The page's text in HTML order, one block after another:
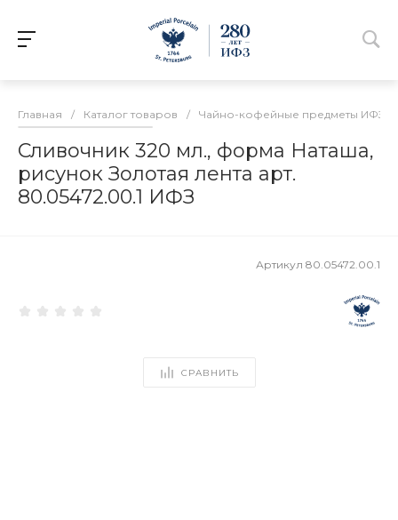
Главная / Каталог товаров / Чайно-кофейные предметы ИФЗ
Сливочник 320 мл., форма Наташа,
рисунок Золотая лента арт.
80.05472.00.1 ИФЗ
Артикул 80.05472.00.1
СРАВНИТЬ